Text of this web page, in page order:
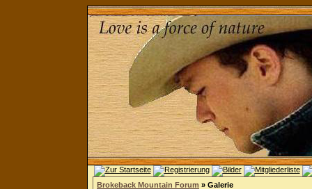
Brokeback Mountain Forum » Galerie